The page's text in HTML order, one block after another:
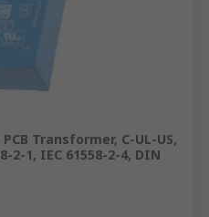
Transformer, C-UL-US,
2-1, IEC 61558-2-4, DIN